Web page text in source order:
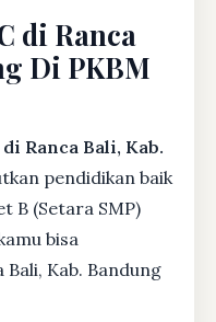
di Ranca
Di PKBM
di Ranca Bali, Kab.
pendidikan baik
B (Setara SMP)
bisa
Kab. Bandung